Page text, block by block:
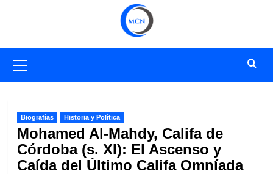
primario
Biografías Historia y Política
Mohamed Al-Mahdy, Califa de
Córdoba (s. XI): El Ascenso y
Caída del Último Califa Omníada